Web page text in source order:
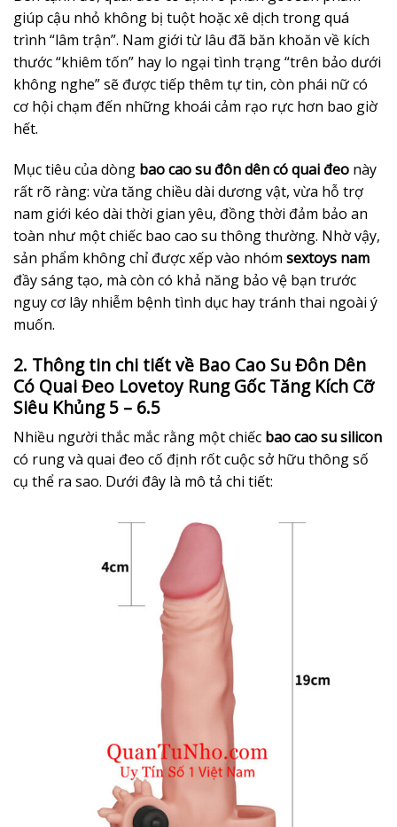
giúp cậu nhỏ không bị tuột hoặc xê dịch trong quá
trình “lâm trận”. Nam giới từ lâu đã băn khoăn về kích
thước “khiêm tốn” hay lo ngại tình trạng “trên bảo dưới
không nghe” sẽ được tiếp thêm tự tin, còn phái nữ có
cơ hội chạm đến những khoái cảm rạo rực hơn bao giờ
hết.
Mục tiêu của dòng bao cao su đôn dên có quai đeo này
rất rõ ràng: vừa tăng chiều dài dương vật, vừa hỗ trợ
nam giới kéo dài thời gian yêu, đồng thời đảm bảo an
toàn như một chiếc bao cao su thông thường. Nhờ vậy,
sản phẩm không chỉ được xếp vào nhóm sextoys nam
đầy sáng tạo, mà còn có khả năng bảo vệ bạn trước
nguy cơ lây nhiễm bệnh tình dục hay tránh thai ngoài ý
muốn.
2. Thông tin chi tiết về Bao Cao Su Đôn Dên
Có Quai Đeo Lovetoy Rung Gốc Tăng Kích Cỡ
Siêu Khủng 5 – 6.5
Nhiều người thắc mắc rằng một chiếc bao cao su silicon
có rung và quai đeo cố định rốt cuộc sở hữu thông số
cụ thể ra sao. Dưới đây là mô tả chi tiết: